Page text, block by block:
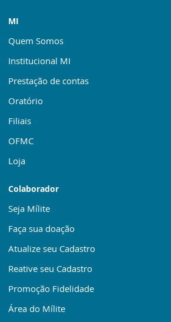
MI
Quem Somos
Institucional MI
Prestação de contas
Oratório
Filiais
OFMC
Loja
Colaborador
Seja Mílite
Faça sua doação
Atualize seu Cadastro
Reative seu Cadastro
Promoção Fidelidade
Área do Mílite